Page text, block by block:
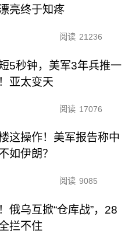
亮终于知疼
阅读 21236
5秒钟，美军3年兵推一
亚太变天
阅读 17076
这操作！美军报告称中
如伊朗？
阅读 9085
俄乌互掀“仓库战”，28
拦不住